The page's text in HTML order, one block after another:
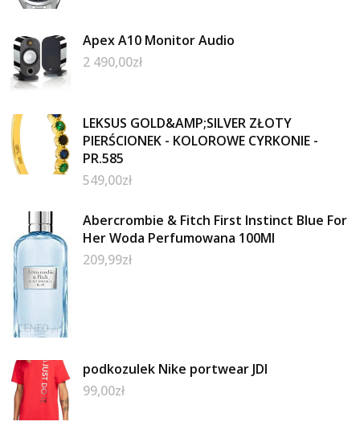
Apex A10 Monitor Audio
2 490,00zł
LEKSUS GOLD&AMP;SILVER ZŁOTY
PIERŚCIONEK - KOLOROWE CYRKONIE -
PR.585
549,00zł
Abercrombie & Fitch First Instinct Blue For
Her Woda Perfumowana 100Ml
209,99zł
podkozulek Nike portwear JDI
99,00zł